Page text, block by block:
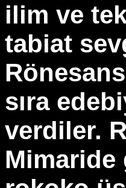
ilim ve
tabiat
sıra
verdiler.
Mimaride